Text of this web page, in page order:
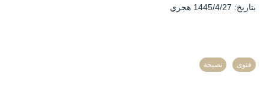
بتاريخ: 1445/4/27 هجري
فتوى نصيحة